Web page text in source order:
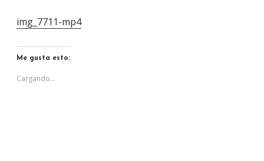
img_7711-mp4
Me gusta esto:
Cargando...